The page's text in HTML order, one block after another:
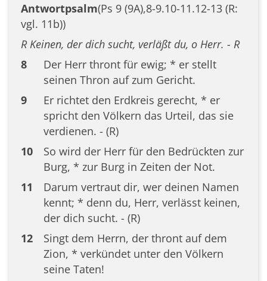
Antwortpsalm(Ps 9 (9A),8-9.10-11.12-13 (R:
vgl. 11b))
R Keinen, der dich sucht, verläßt du, o Herr. - R
8
Der Herr thront für ewig; * er stellt
seinen Thron auf zum Gericht.
9
Er richtet den Erdkreis gerecht, * er
spricht den Völkern das Urteil, das sie
verdienen. - (R)
10
So wird der Herr für den Bedrückten zur
Burg, * zur Burg in Zeiten der Not.
11
Darum vertraut dir, wer deinen Namen
kennt; * denn du, Herr, verlässt keinen,
der dich sucht. - (R)
12
Singt dem Herrn, der thront auf dem
Zion, * verkündet unter den Völkern
seine Taten!